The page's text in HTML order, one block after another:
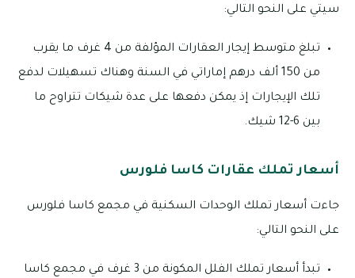
سيتي على النحو التالي:
تبلغ متوسط إيجار العقارات المؤلفة من 4 غرف ما يقرب
من 150 ألف درهم إماراتي في السنة وهناك تسهيلات لدفع
تلك الإيجارات إذ يمكن دفعها على عدة شيكات تتراوح ما
بين 6-12 شيك.
أسعار تملك عقارات كاسا فلورس
جاءت أسعار تملك الوحدات السكنية في مجمع كاسا فلورس
على النحو التالي:
تبدأ أسعار تملك الفلل المكونة من 3 غرف في مجمع كاسا